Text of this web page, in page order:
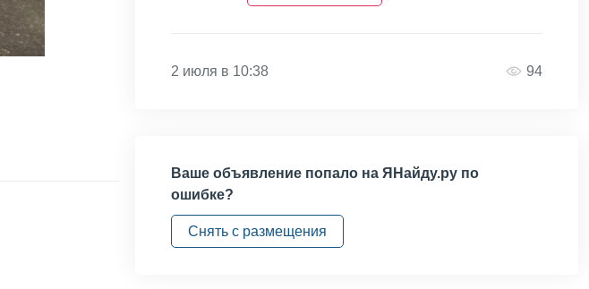
2 июля в 10:38 94
Ваше объявление попало на ЯНайду.ру по
ошибке?
Снять с размещения